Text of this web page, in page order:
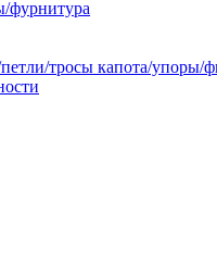
фурнитура
тросы капота/упоры/